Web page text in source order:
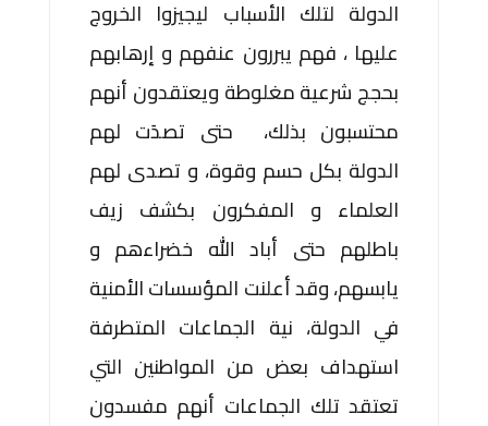
الدولة لتلك الأسباب ليجيزوا الخروج
عليها ، فهم يبررون عنفهم و إرهابهم
بحجج شرعية مغلوطة ويعتقدون أنهم
محتسبون بذلك، حتى تصدَت لهم
الدولة بكل حسم وقوة، و تصدى لهم
العلماء و المفكرون بكشف زيف
باطلهم حتى أباد الله خضراءهم و
يابسهم، وقد أعلنت المؤسسات الأمنية
في الدولة، نية الجماعات المتطرفة
استهداف بعض من المواطنين التي
تعتقد تلك الجماعات أنهم مفسدون